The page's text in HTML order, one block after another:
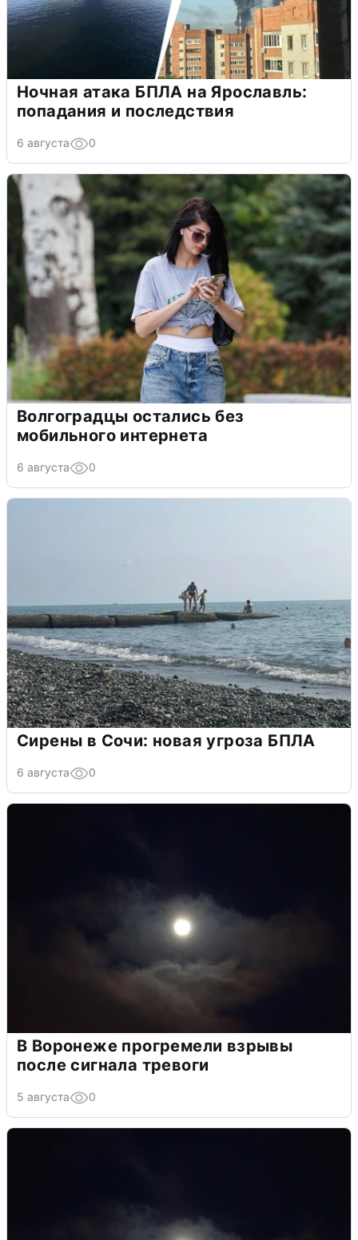
Ночная атака БПЛА на Ярославль:
попадания и последствия
6 августа 0
Волгоградцы остались без
мобильного интернета
6 августа 0
Сирены в Сочи: новая угроза БПЛА
6 августа 0
В Воронеже прогремели взрывы
после сигнала тревоги
5 августа 0